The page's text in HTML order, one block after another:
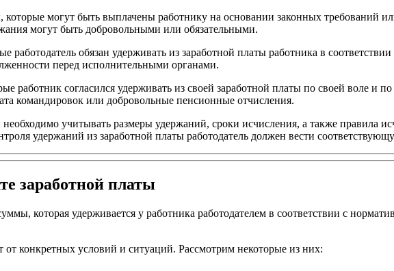
могут быть выплачены работнику на основании законных требований
могут быть добровольными или обязательными.
работодатель обязан удерживать из заработной платы работника в
перед исполнительными органами.
работник согласился удерживать из своей заработной платы по своей воле и
командировок или добровольные пенсионные отчисления.
учитывать размеры удержаний, сроки исчисления, а также правила
удержаний из заработной платы работодатель должен вести
заработной платы
которая удерживается у работника работодателем в соответствии с
конкретных условий и ситуаций. Рассмотрим некоторые из них: